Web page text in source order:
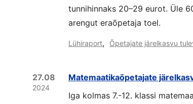
tunnihinnaks 20–29 eurot. Üle
arengut eraõpetaja toel.
Lühiraport, Õpetajate järelkasvu
27.08
2024
Matemaatikaõpetajate
Iga kolmas 7.-12. klassi